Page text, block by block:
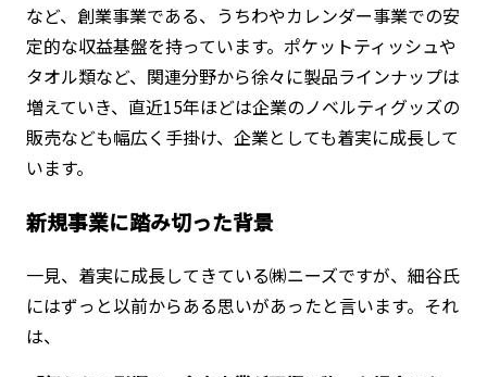
など、創業事業である、うちわやカレンダー事業での安
定的な収益基盤を持っています。ポケットティッシュや
タオル類など、関連分野から徐々に製品ラインナップは
増えていき、直近15年ほどは企業のノベルティグッズの
販売なども幅広く手掛け、企業としても着実に成長して
います。
新規事業に踏み切った背景
一見、着実に成長してきている㈱ニーズですが、細谷氏
にはずっと以前からある思いがあったと言います。それ
は、